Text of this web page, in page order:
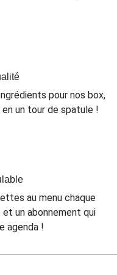
pour nos box,
un tour de spatule !
au menu chaque
et un abonnement qui
agenda !